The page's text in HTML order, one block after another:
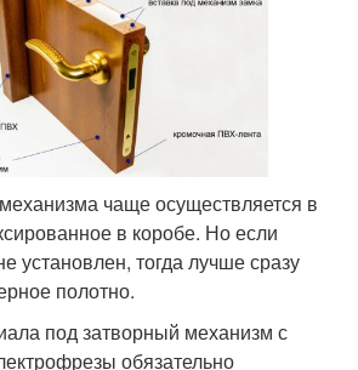
чаще осуществляется в
в коробе. Но если
установлен, тогда лучше сразу
полотно.
под затворный механизм с
обязательно